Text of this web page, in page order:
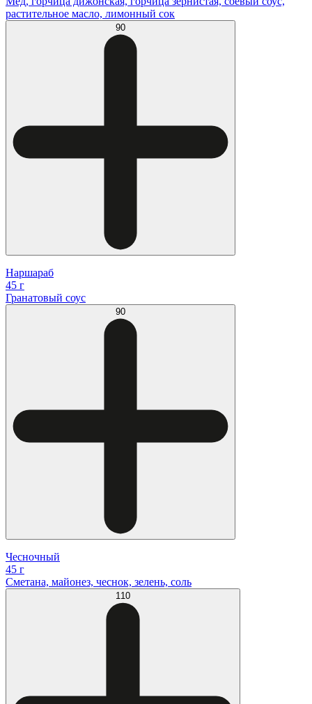
растительное масло, лимонный сок
90
Наршараб
45 г
Гранатовый соус
90
Чесночный
45 г
Сметана, майонез, чеснок, зелень, соль
110